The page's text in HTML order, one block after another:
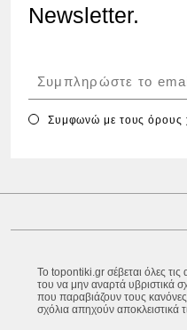
Newsletter.
Συμφωνώ με τουςόρους
Το topontiki.gr σέβεται όλες τις
του να μην αναρτά υβριστικά
που παραβιάζουν τους
σχόλια απηχούν αποκλειστικά